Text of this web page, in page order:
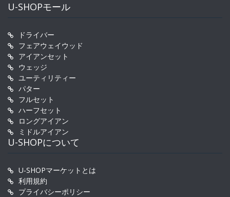
U-SHOPモール
ドライバー
フェアウェイウッド
アイアンセット
ウェッジ
ユーティリティー
パター
フルセット
ハーフセット
ロングアイアン
ミドルアイアン
U-SHOPについて
U-SHOPマーケットとは
利用規約
プライバシーポリシー